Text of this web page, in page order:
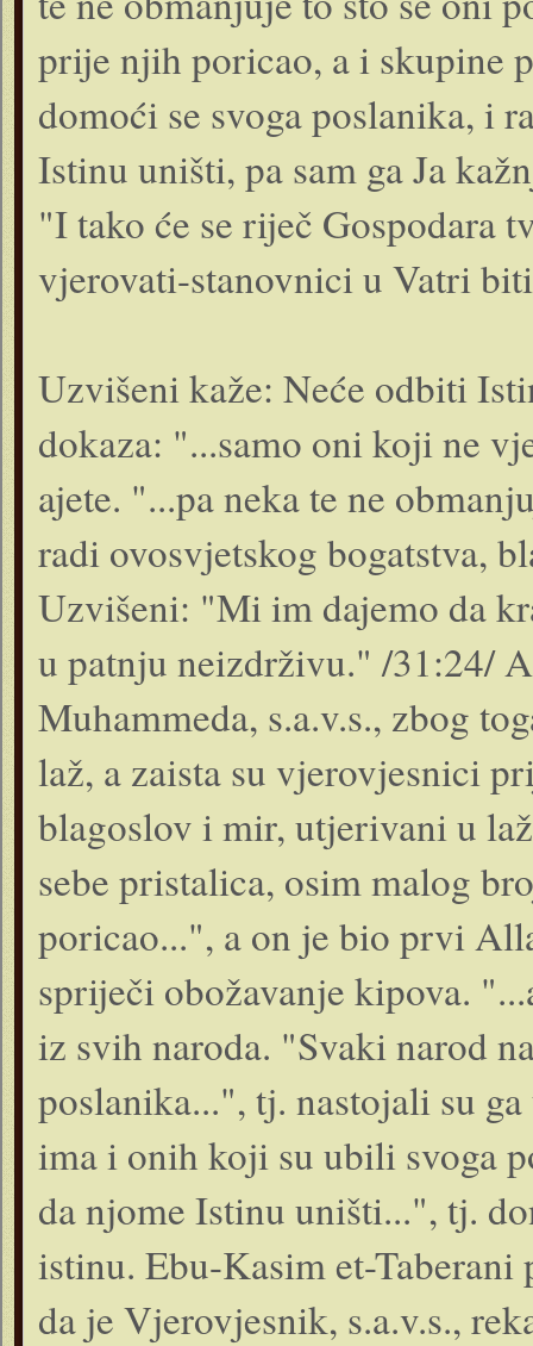
prije njih poricao, a i skupine
domoći se svoga poslanika, i
Istinu uništi, pa sam ga Ja
"I tako će se riječ Gospodara
vjerovati-stanovnici u Vatri
Uzvišeni kaže: Neće odbiti
dokaza: "...samo oni koji ne
ajete. "...pa neka te ne
radi ovosvjetskog bogatstva,
Uzvišeni: "Mi im dajemo da
u patnju neizdrživu." /31:24/
Muhammeda, s.a.v.s., zbog
laž, a zaista su vjerovjesnici
blagoslov i mir, utjerivani u
sebe pristalica, osim malog
poricao...", a on je bio prvi
spriječi obožavanje kipova.
iz svih naroda. "Svaki narod
poslanika...", tj. nastojali su
ima i onih koji su ubili svoga
da njome Istinu uništi...", tj.
istinu. Ebu-Kasim et-Taberani
da je Vjerovjesnik, s.a.v.s.,